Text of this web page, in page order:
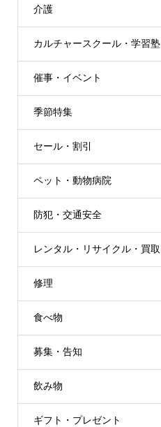
介護
カルチャースクール・学習塾
催事・イベント
季節特集
セール・割引
ペット・動物病院
防犯・交通安全
レンタル・リサイクル・買取
修理
食べ物
募集・告知
飲み物
ギフト・プレゼント